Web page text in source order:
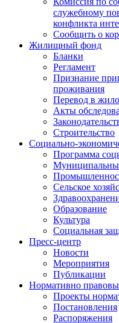
служебному
конфликта
Сообщить о
Жилищный фонд
Бланки
Регламент
Признание
проживания
Перевод в
Акты
Строительство
Социально-
Программа
Сельское
Образование
Культура
Социальная
Пресс-центр
Новости
Мероприятия
Публикации
Нормативно
Проекты
Постановления
Распоряжения